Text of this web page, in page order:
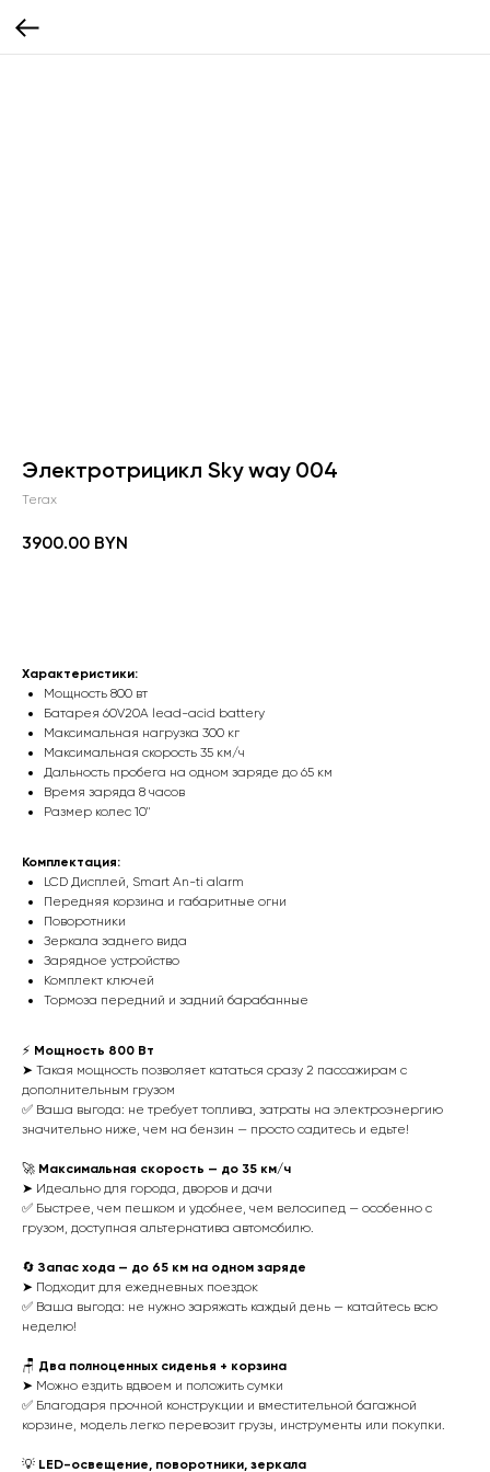
Электротрицикл Sky way 004
Terax
3900.00 BYN
Характеристики:
Мощность 800 вт
Батарея 60V20A lead-acid battery
Максимальная нагрузка 300 кг
Максимальная скорость 35 км/ч
Дальность пробега на одном заряде до 65 км
Время заряда 8 часов
Размер колес 10"
Комплектация:
LCD Дисплей, Smart An-ti alarm
Передняя корзина и габаритные огни
Поворотники
Зеркала заднего вида
Зарядное устройство
Комплект ключей
Тормоза передний и задний барабанные
⚡️ Мощность 800 Вт
➤ Такая мощность позволяет кататься сразу 2 пассажирам с
дополнительным грузом
✅ Ваша выгода: не требует топлива, затраты на электроэнергию
значительно ниже, чем на бензин — просто садитесь и едьте!
🚀 Максимальная скорость — до 35 км/ч
➤ Идеально для города, дворов и дачи
✅ Быстрее, чем пешком и удобнее, чем велосипед — особенно с
грузом, доступная альтернатива автомобилю.
🔄 Запас хода — до 65 км на одном заряде
➤ Подходит для ежедневных поездок
✅ Ваша выгода: не нужно заряжать каждый день — катайтесь всю
неделю!
🪑 Два полноценных сиденья + корзина
➤ Можно ездить вдвоем и положить сумки
✅ Благодаря прочной конструкции и вместительной багажной
корзине, модель легко перевозит грузы, инструменты или покупки.
💡 LED-освещение, поворотники, зеркала